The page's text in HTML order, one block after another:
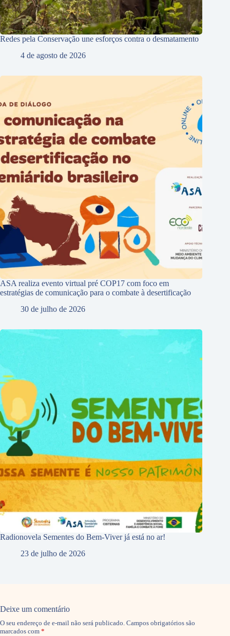
Redes pela Conservação une esforços contra o desmatamento
4 de agosto de 2026
ASA realiza evento virtual pré COP17 com foco em
estratégias de comunicação para o combate à desertificação
30 de julho de 2026
Radionovela Sementes do Bem-Viver já está no ar!
23 de julho de 2026
Deixe um comentário
O seu endereço de e-mail não será publicado. Campos obrigatórios são
marcados com *